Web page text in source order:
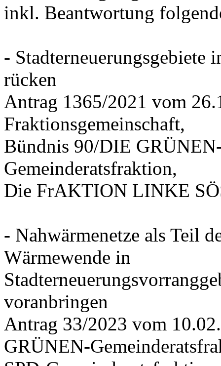
inkl. Beantwortung
- Stadterneuerungsgebiete
rücken
Antrag 1365/2021 vom
Fraktionsgemeinschaft,
Bündnis 90/DIE
Gemeinderatsfraktion,
Die FrAKTION LINKE
- Nahwärmenetze als Teil
Wärmewende in
voranbringen
Antrag 33/2023 vom
GRÜNEN-